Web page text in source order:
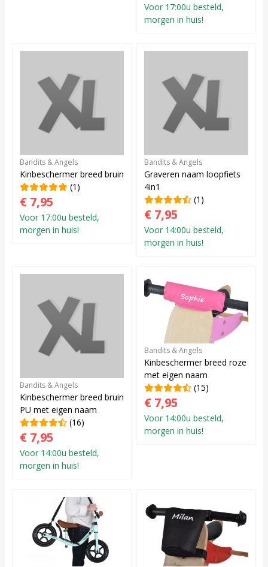
Voor 17:00u besteld,
morgen in huis!
Bandits & Angels
Kinbeschermer breed bruin
(1)
€ 7,95
Voor 17:00u besteld,
morgen in huis!
Bandits & Angels
Graveren naam loopfiets
4in1
(1)
€ 7,95
Voor 14:00u besteld,
morgen in huis!
Bandits & Angels
Kinbeschermer breed bruin
PU met eigen naam
(16)
€ 7,95
Voor 14:00u besteld,
morgen in huis!
Bandits & Angels
Kinbeschermer breed roze
met eigen naam
(15)
€ 7,95
Voor 14:00u besteld,
morgen in huis!